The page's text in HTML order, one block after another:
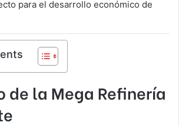
para el desarrollo económico de
de la Mega Refinería